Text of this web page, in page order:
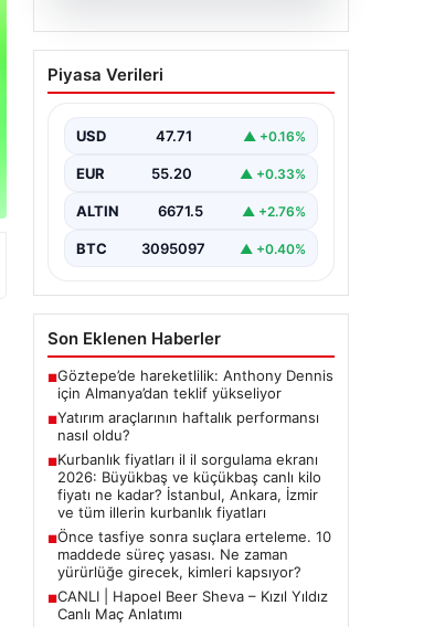
06.08.2026
Yatırım araçlarının
haftalık performansı
Piyasa Verileri
USD 47.71 ▲ +0.16%
EUR 55.20 ▲ +0.33%
ALTIN 6671.5 ▲ +2.76%
BTC 3095097 ▲ +0.40%
Son Eklenen Haberler
■Göztepe’de hareketlilik: Anthony Dennis
için Almanya’dan teklif yükseliyor
■Yatırım araçlarının haftalık performansı
nasıl oldu?
■Kurbanlık fiyatları il il sorgulama ekranı
2026: Büyükbaş ve küçükbaş canlı kilo
fiyatı ne kadar? İstanbul, Ankara, İzmir
ve tüm illerin kurbanlık fiyatları
■Önce tasfiye sonra suçlara erteleme. 10
maddede süreç yasası. Ne zaman
yürürlüğe girecek, kimleri kapsıyor?
■CANLI | Hapoel Beer Sheva – Kızıl Yıldız
Canlı Maç Anlatımı